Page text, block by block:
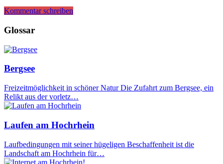
Kommentar schreiben
Glossar
Bergsee
Freizeitmöglichkeit in schöner Natur Die Zufahrt zum Bergsee, ein
Relikt aus der vorletz…
Laufen am Hochrhein
Laufbedingungen mit seiner hügeligen Beschaffenheit ist die
Landschaft am Hochrhein für…